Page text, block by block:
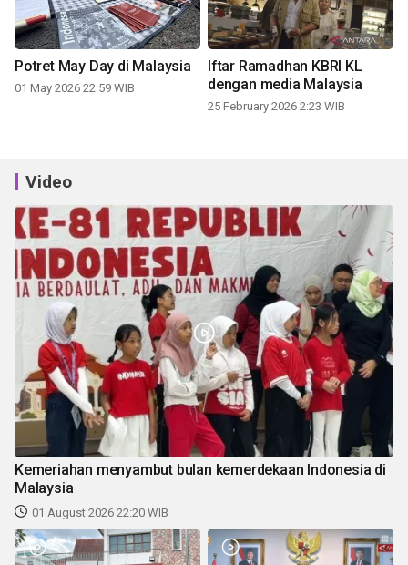
Potret May Day di Malaysia
01 May 2026 22:59 WIB
Iftar Ramadhan KBRI KL
dengan media Malaysia
25 February 2026 2:23 WIB
Video
Kemeriahan menyambut bulan kemerdekaan Indonesia di
Malaysia
01 August 2026 22:20 WIB